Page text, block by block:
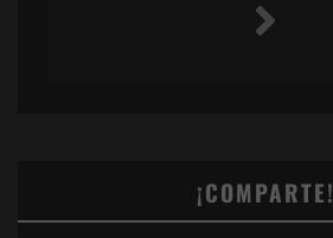
¡COMPARTE!